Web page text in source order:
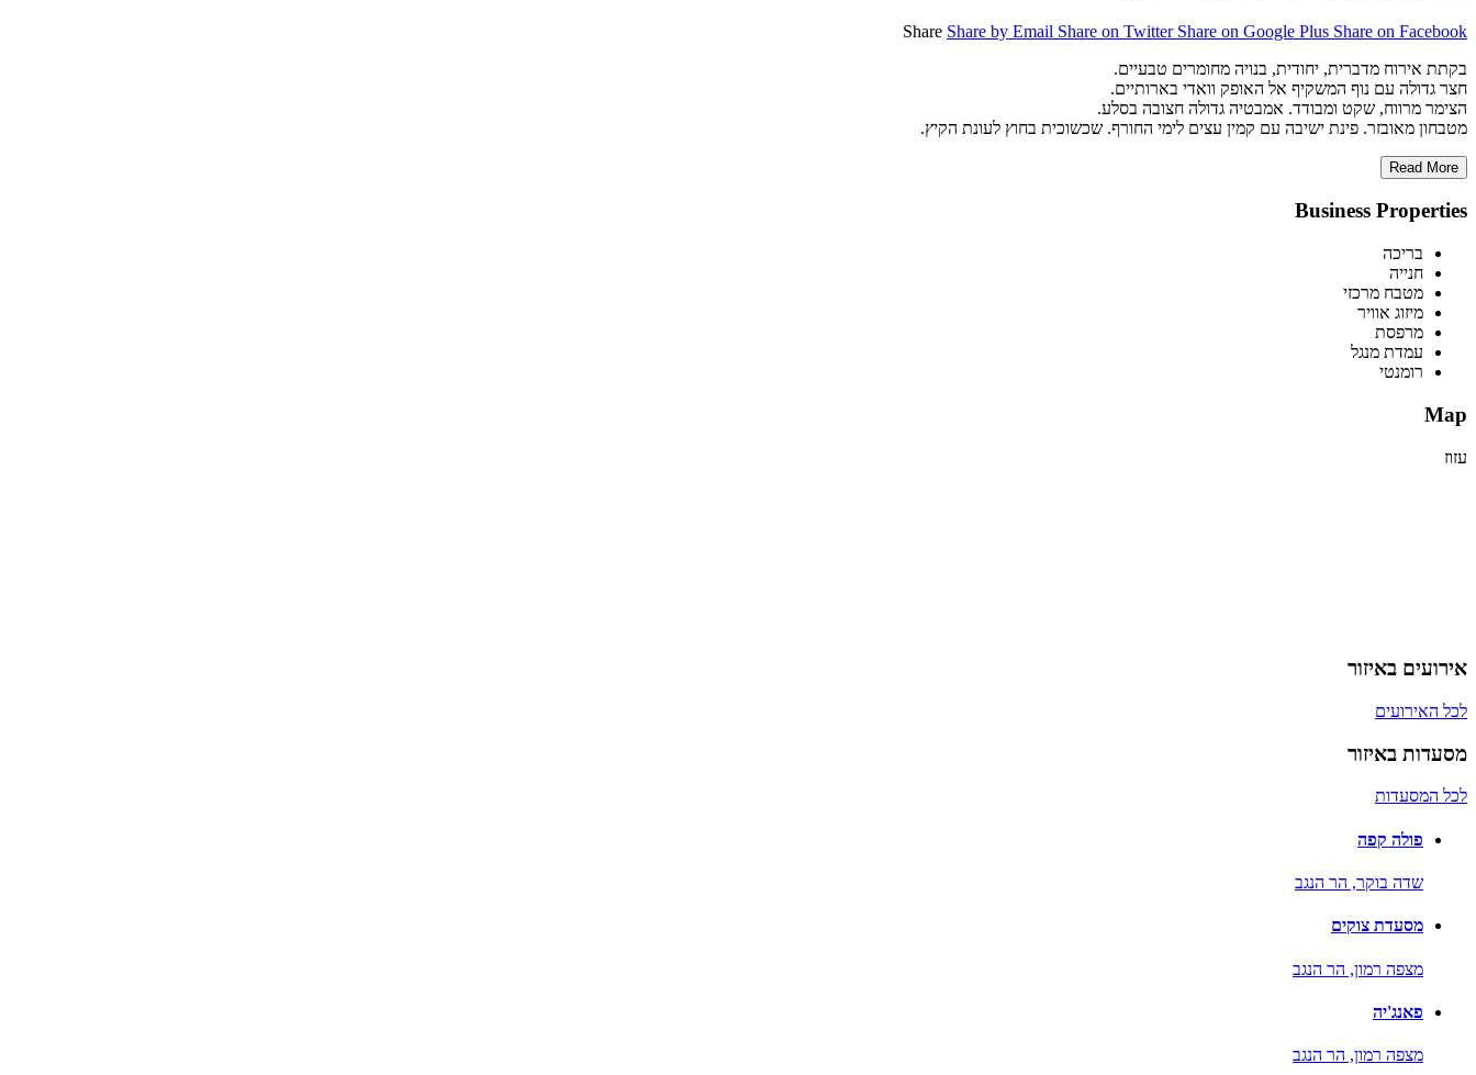
Share Share by Email Share on Twitter Share on Google Plus Share on Facebook
בקתת אירוח מדברית, יחודית, בנויה מחומרים טבעיים.
חצר גדולה עם נוף המשקיף אל האופק וואדי בארותיים.
הצימר מרווח, שקט ומבודד. אמבטיה גדולה חצובה בסלע.
מטבחון מאובזר. פינת ישיבה עם קמין עצים לימי החורף. שכשוכית בחוץ לעונת הקיץ.
Read More
Business Properties
בריכה
חנייה
מטבח מרכזי
מיזוג אוויר
מרפסת
עמדת מנגל
רומנטי
Map
עזוז
אירועים באיזור
לכל האירועים
מסעדות באיזור
לכל המסעדות
פולה קפה
שדה בוקר, הר הנגב
מסעדת צוקים
מצפה רמון, הר הנגב
פאנג'יה
מצפה רמון, הר הנגב